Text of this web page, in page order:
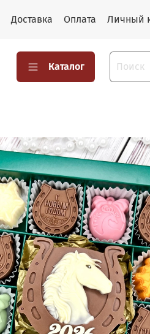
Доставка Оплата Личный
Каталог